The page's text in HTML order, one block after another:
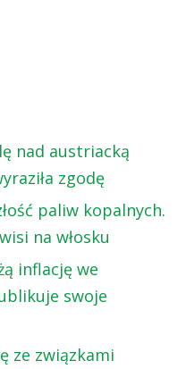
nad austriacką
zgodę
paliw kopalnych.
na włosku
inflację we
swoje
ze związkami